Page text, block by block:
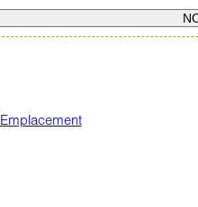
Emplacement